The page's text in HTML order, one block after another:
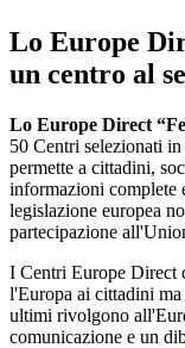
Lo Europe
un centro al
Lo Europe Direct
50 Centri selezionati
permette a cittadini,
informazioni
legislazione europea
partecipazione
I Centri Europe Direct
l'Europa ai cittadini ma
ultimi rivolgono
comunicazione e un